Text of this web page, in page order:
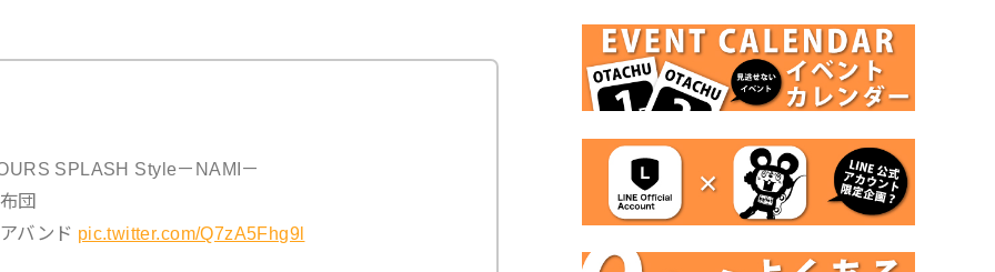
SPLASH Style－NAMI－
団
バンド pic.twitter.com/Q7zA5Fhg9l